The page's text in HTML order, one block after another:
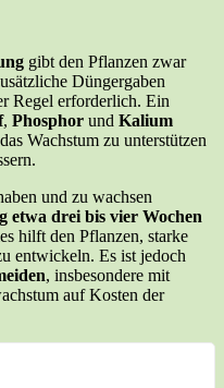
gibt den Pflanzen zwar
Düngergaben
Regel erforderlich. Ein
, Phosphor und Kalium
Wachstum zu unterstützen
und zu wachsen
etwa drei bis vier Wochen
hilft den Pflanzen, starke
entwickeln. Es ist jedoch
, insbesondere mit
auf Kosten der